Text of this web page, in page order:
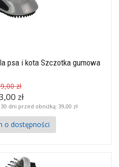
psa i kota Szczotka gumowa
zł
zł
dni przed obniżką: 39,00 zł
o dostępności